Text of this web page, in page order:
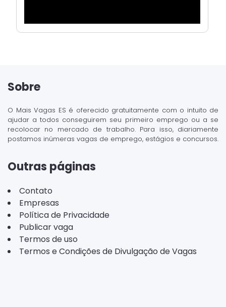
Sobre
O Mais Vagas ES é oferecido gratuitamente com o intuito de
ajudar a todos conseguirem seu primeiro emprego ou a se
recolocar no mercado de trabalho. Para isso, diariamente
postamos inúmeras vagas de emprego, estágios e concursos.
Outras páginas
Contato
Empresas
Política de Privacidade
Publicar vaga
Termos de uso
Termos e Condições de Divulgação de Vagas